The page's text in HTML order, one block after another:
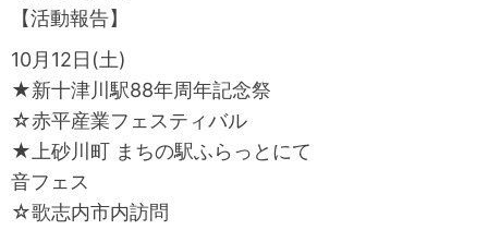
【活動報告】
10月12日(土)
★新十津川駅88年周年記念祭
☆赤平産業フェスティバル
★上砂川町 まちの駅ふらっとにて
音フェス
☆歌志内市内訪問